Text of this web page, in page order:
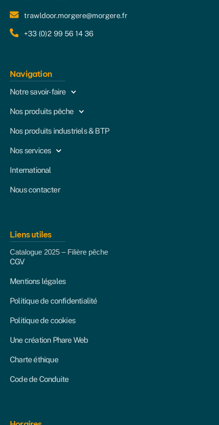
trawldoor.morgere@morgere.fr
+33 (0)2 99 56 14 36
Navigation
Notre savoir-faire
Nos produits pêche
Nos produits industriels & BTP
Nos services
International
Nous contacter
Liens utiles
Catalogue 2025 – Filière pêche
CGV
Mentions légales
Politique de confidentialité
Politique de cookies
Une création Phare Web
Charte éthique
Code de Conduite